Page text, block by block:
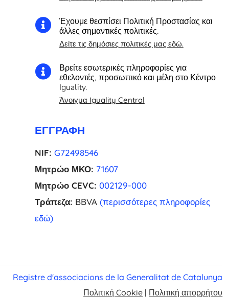

Έχουμε θεσπίσει Πολιτική Προστασίας και
άλλες σημαντικές πολιτικές.
Δείτε τις δημόσιες πολιτικές μας εδώ.

Βρείτε εσωτερικές πληροφορίες για
εθελοντές, προσωπικό και μέλη στο Κέντρο
Iguality.
Άνοιγμα Iguality Central
ΕΓΓΡΑΦΉ
NIF: G72498546
Μητρώο ΜΚΟ: 71607
Μητρώο CEVC: 002129-000
Τράπεζα: BBVA(περισσότερες πληροφορίες
εδώ)
Registre d'associacions de la Generalitat de Catalunya
Πολιτική Cookie | Πολιτική απορρήτου